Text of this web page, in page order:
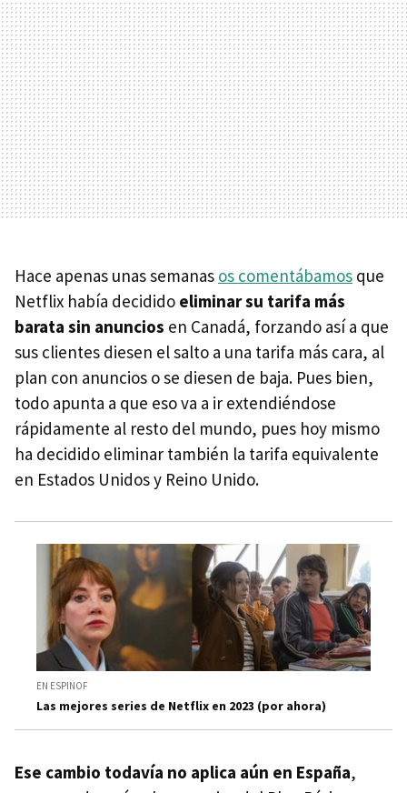
Hace apenas unas semanas os comentábamos que
Netflix había decidido eliminar su tarifa más
barata sin anuncios en Canadá, forzando así a que
sus clientes diesen el salto a una tarifa más cara, al
plan con anuncios o se diesen de baja. Pues bien,
todo apunta a que eso va a ir extendiéndose
rápidamente al resto del mundo, pues hoy mismo
ha decidido eliminar también la tarifa equivalente
en Estados Unidos y Reino Unido.
EN ESPINOF
Las mejores series de Netflix en 2023 (por ahora)
Ese cambio todavía no aplica aún en España,